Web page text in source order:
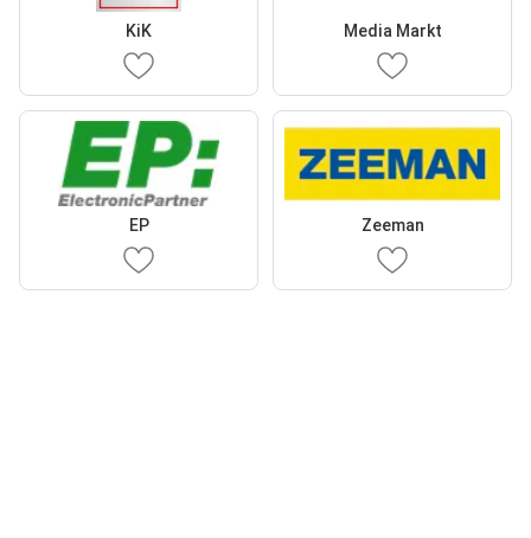
KiK Media Markt
EP Zeeman